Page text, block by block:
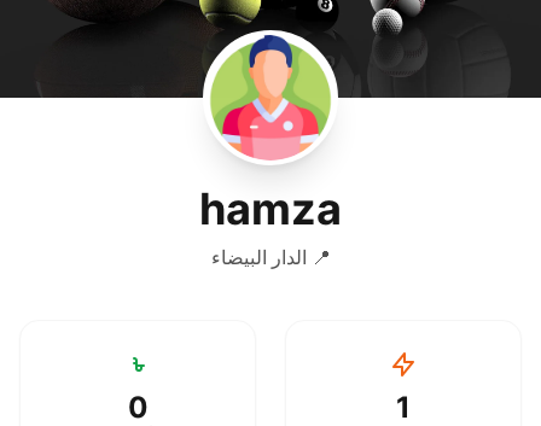
hamza
📍 الدار البيضاء
1
0